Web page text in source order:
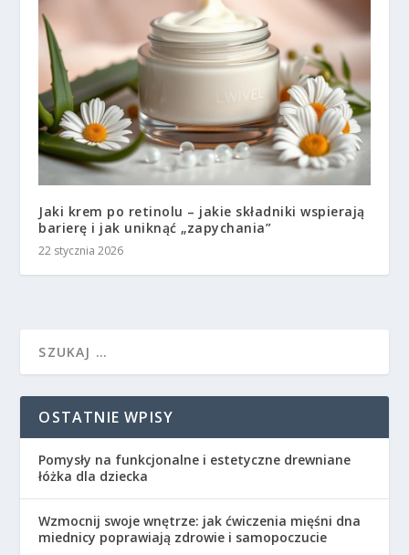
Jaki krem po retinolu – jakie składniki wspierają
barierę i jak uniknąć „zapychania”
22 stycznia 2026
OSTATNIE WPISY
Pomysły na funkcjonalne i estetyczne drewniane
łóżka dla dziecka
Wzmocnij swoje wnętrze: jak ćwiczenia mięśni dna
miednicy poprawiają zdrowie i samopoczucie